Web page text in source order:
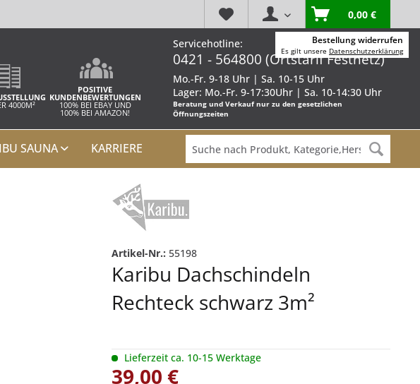
0,00 €
4000M²
POSITIVE
KUNDENBEWERTUNGEN
100% BEI EBAY UND
100% BEI AMAZON!
Servicehotline:
0421 - 564800 (Ortstarif Festnetz)
Mo.-Fr. 9-18 Uhr | Sa. 10-15 Uhr
Lager: Mo.-Fr. 9-17:30Uhr | Sa. 10-14:30 Uhr
Beratung und Verkauf nur zu den gesetzlichen
Öffnungszeiten
SAUNA KARRIERE
Artikel-Nr.:55198
Karibu Dachschindeln
Rechteck schwarz 3m²
Lieferzeit ca. 10-15 Werktage
39,00 €
Bestellung widerrufen
Es gilt unsere Datenschutzerklärung